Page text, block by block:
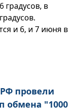
градусов, в
и 6, и 7 июня в
провели
обмена "1000